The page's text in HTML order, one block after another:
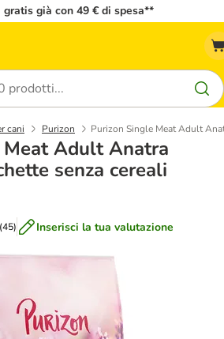
gratis già con 49 € di spesa**
cani Purizon Purizon Single Meat Adult
Adult Anatra
senza cereali
(45) Inserisci la tua valutazione